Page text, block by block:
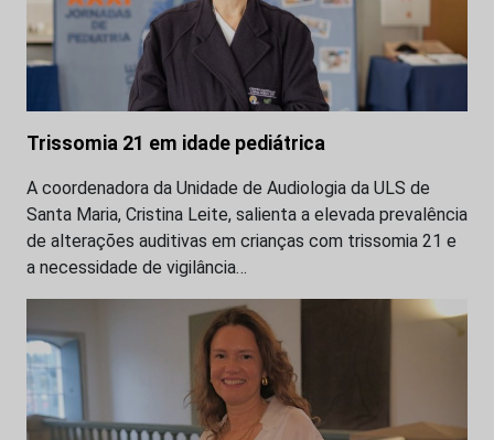
Trissomia 21 em idade pediátrica
A coordenadora da Unidade de Audiologia da ULS de
Santa Maria, Cristina Leite, salienta a elevada prevalência
de alterações auditivas em crianças com trissomia 21 e
a necessidade de vigilância…